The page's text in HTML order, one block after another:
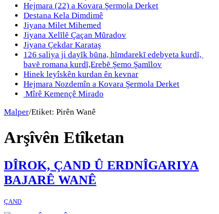
Hejmara (22) a Kovara Şermola Derket
Destana Kela Dimdimê
Jiyana Milet Mihemed
Jiyana Xelȋlȇ Çaçan Mȗradov
Jiyana Çekdar Karataş
126 saliya ji dayȋk bȗna, hȋmdarekȋ edebyeta kurdȋ,
bavȇ romana kurdȋ,Erebȇ Şemo Şamȋlov
Hinek leyîskên kurdan ên kevnar
Hejmara Nozdemîn a Kovara Şermola Derket
Mîrê Kemençê Mirado
Malper/Etiket: Pirên Wanê
Arşîvên Etîketan
DÎROK, ÇAND Û ERDNÎGARIYA
BAJARÊ WANÊ
ÇAND